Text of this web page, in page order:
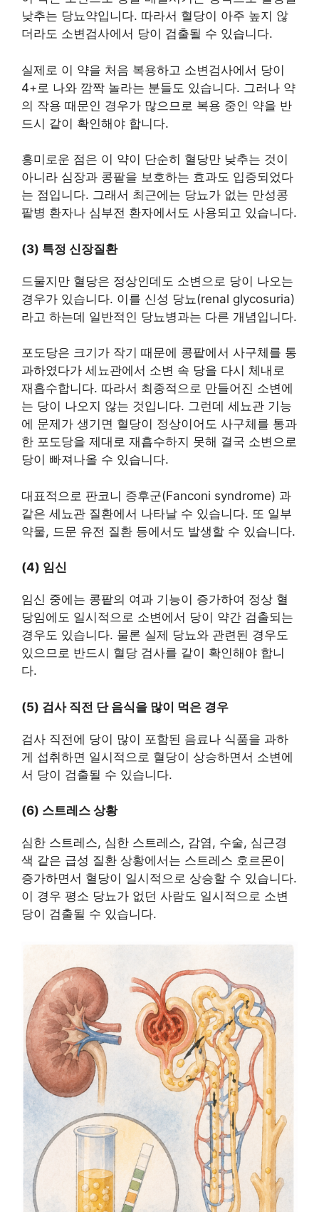
낮추는 당뇨약입니다. 따라서 혈당이 아주 높지 않
더라도 소변검사에서 당이 검출될 수 있습니다.
실제로 이 약을 처음 복용하고 소변검사에서 당이
4+로 나와 깜짝 놀라는 분들도 있습니다. 그러나 약
의 작용 때문인 경우가 많으므로 복용 중인 약을 반
드시 같이 확인해야 합니다.
흥미로운 점은 이 약이 단순히 혈당만 낮추는 것이
아니라 심장과 콩팥을 보호하는 효과도 입증되었다
는 점입니다. 그래서 최근에는 당뇨가 없는 만성콩
팥병 환자나 심부전 환자에서도 사용되고 있습니다.
(3) 특정 신장질환
드물지만 혈당은 정상인데도 소변으로 당이 나오는
경우가 있습니다. 이를 신성 당뇨(renal glycosuria)
라고 하는데 일반적인 당뇨병과는 다른 개념입니다.
포도당은 크기가 작기 때문에 콩팥에서 사구체를 통
과하였다가 세뇨관에서 소변 속 당을 다시 체내로
재흡수합니다. 따라서 최종적으로 만들어진 소변에
는 당이 나오지 않는 것입니다. 그런데 세뇨관 기능
에 문제가 생기면 혈당이 정상이어도 사구체를 통과
한 포도당을 제대로 재흡수하지 못해 결국 소변으로
당이 빠져나올 수 있습니다.
대표적으로 판코니 증후군(Fanconi syndrome) 과
같은 세뇨관 질환에서 나타날 수 있습니다. 또 일부
약물, 드문 유전 질환 등에서도 발생할 수 있습니다.
(4) 임신
임신 중에는 콩팥의 여과 기능이 증가하여 정상 혈
당임에도 일시적으로 소변에서 당이 약간 검출되는
경우도 있습니다. 물론 실제 당뇨와 관련된 경우도
있으므로 반드시 혈당 검사를 같이 확인해야 합니
다.
(5) 검사 직전 단 음식을 많이 먹은 경우
검사 직전에 당이 많이 포함된 음료나 식품을 과하
게 섭취하면 일시적으로 혈당이 상승하면서 소변에
서 당이 검출될 수 있습니다.
(6) 스트레스 상황
심한 스트레스, 심한 스트레스, 감염, 수술, 심근경
색 같은 급성 질환 상황에서는 스트레스 호르몬이
증가하면서 혈당이 일시적으로 상승할 수 있습니다.
이 경우 평소 당뇨가 없던 사람도 일시적으로 소변
당이 검출될 수 있습니다.